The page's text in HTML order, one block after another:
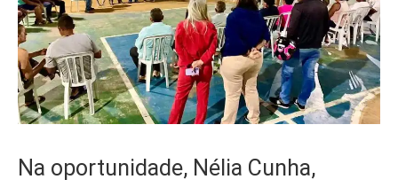
Na oportunidade, Nélia Cunha,